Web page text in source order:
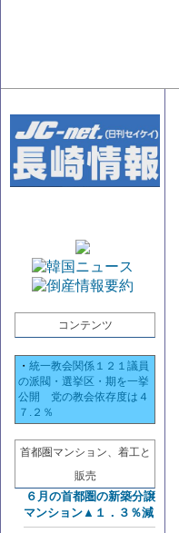
コンテンツ
・ 統一教会関係１２１議員
の派閥・選挙区・期を一挙
公開 党の教会依存度は４
７.２％
首都圏マンション、着工と
販売
６月の首都圏の新築分譲
マンション▲１．３％減